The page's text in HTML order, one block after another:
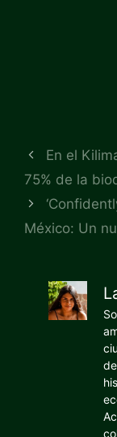
En el
75% de la
México: Un